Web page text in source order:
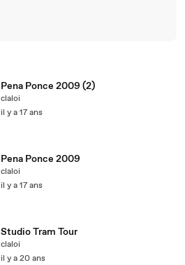
Pena Ponce 2009 (2)
claloi
il y a 17 ans
Pena Ponce 2009
claloi
il y a 17 ans
Studio Tram Tour
claloi
il y a 20 ans